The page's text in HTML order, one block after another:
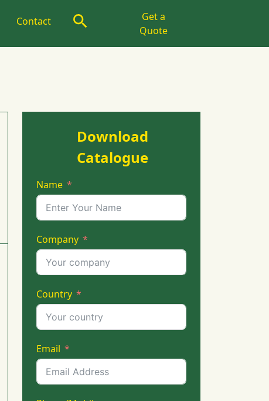
Contact
Get a
Quote
Download
Catalogue
Name
Company
Country
Email